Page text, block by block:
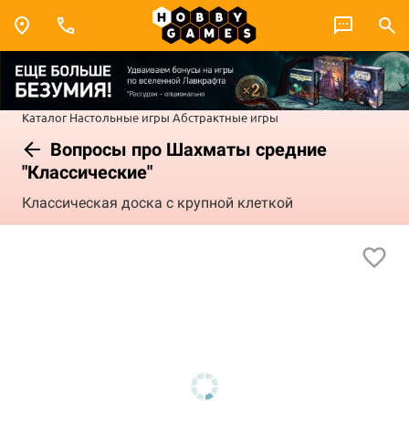
Каталог Настольные игры Абстрактные игры
Вопросы про Шахматы средние
"Классические"
Классическая доска с крупной клеткой